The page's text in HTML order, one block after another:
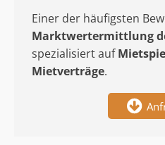
Einer der häufigsten
Marktwertermittlung
spezialisiert auf
Mietverträge.